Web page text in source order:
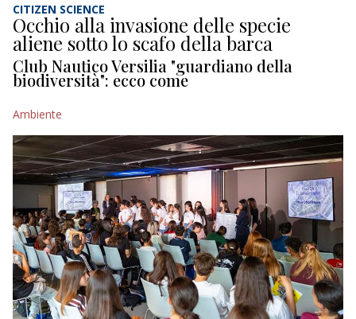
CITIZEN SCIENCE
Occhio alla invasione delle specie
aliene sotto lo scafo della barca
Club Nautico Versilia "guardiano della
biodiversità": ecco come
Ambiente